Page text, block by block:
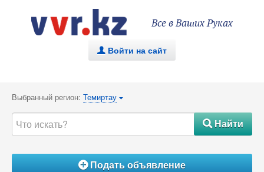
Все в Ваших Руках
. Войти на сайт
Выбранный регион: Темиртау {
#Найти
ÁПодать объявление